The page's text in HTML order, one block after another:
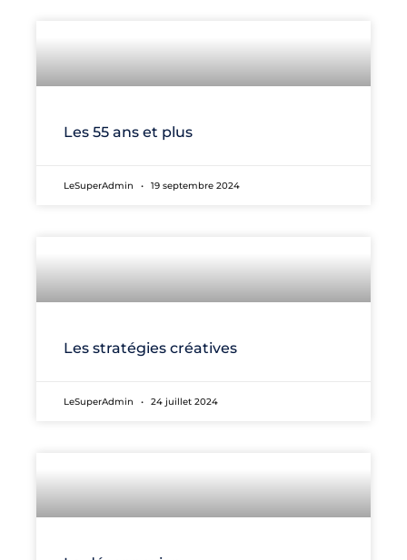
Les 55 ans et plus
LeSuperAdmin 19 septembre 2024
Les stratégies créatives
LeSuperAdmin 24 juillet 2024